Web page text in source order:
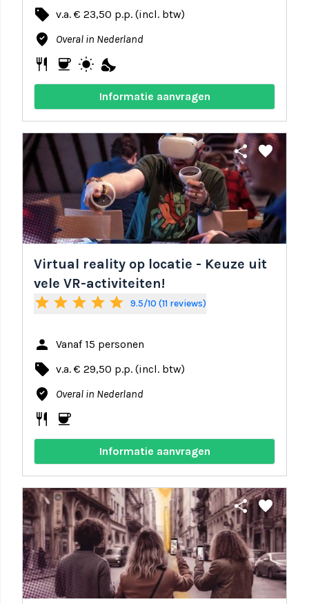
local_offer v.a. € 23,50 p.p. (incl. btw)
where_to_vote Overal in Nederland
restaurant coffee wb_sunny nights_stay
Informatie aanvragen
share favorite
Virtual reality op locatie - Keuze uit
vele VR-activiteiten!
star star star star star 9.5/10 (11 reviews)
person Vanaf 15 personen
local_offer v.a. € 29,50 p.p. (incl. btw)
where_to_vote Overal in Nederland
restaurant coffee
Informatie aanvragen
share favorite